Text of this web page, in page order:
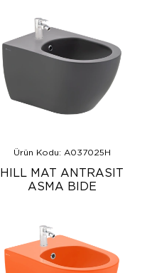
Ürün Kodu: A037025H
HILL MAT ANTRASIT
ASMA BIDE